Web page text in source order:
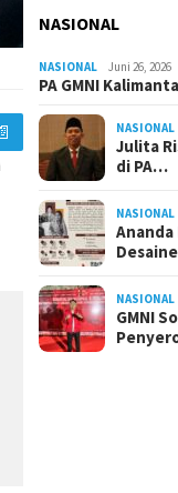
NASIONAL
NASIONAL Juni 26, 2026
PA GMNI
NASIONAL
Julita
di PA…
NASIONAL
Ananda
NASIONAL
GMNI